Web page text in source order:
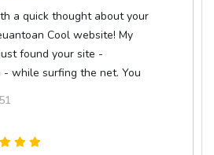
a quick thought about your
Cool website! My
found your site -
while surfing the net. You